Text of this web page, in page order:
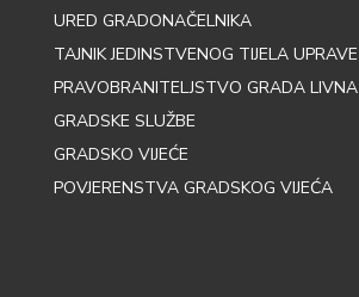
URED GRADONAČELNIKA
TAJNIK JEDINSTVENOG TIJELA UPRAVE
PRAVOBRANITELJSTVO GRADA LIVNA
GRADSKE SLUŽBE
GRADSKO VIJEĆE
POVJERENSTVA GRADSKOG VIJEĆA